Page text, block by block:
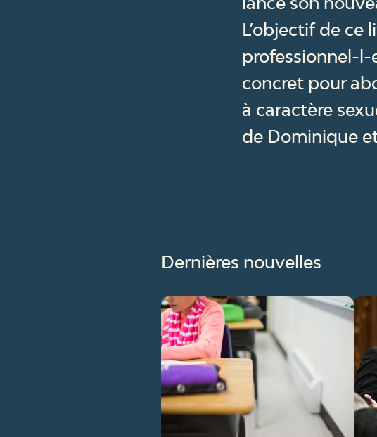
L’objectif de ce
professionnel-l-
concret pour
à caractère
de Dominique
Dernières nouvelles